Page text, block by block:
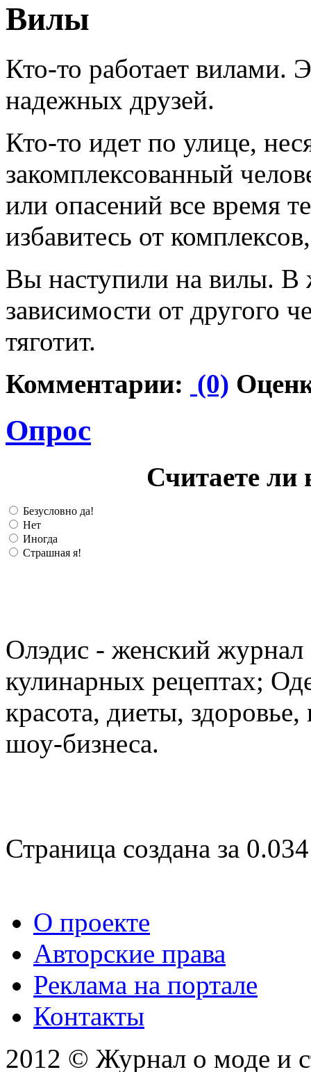
Вилы
Кто-то работает вилами.
надежных друзей.
Кто-то идет по улице,
закомплексованный
или опасений все время
избавитесь от
Вы наступили на вилы. В
зависимости от другого
тяготит.
Комментарии: (0)
Опрос
Считаете ли
Безусловно да!
Нет
Иногда
Страшная я!
Олэдис - женский журнал
кулинарных рецептах;
красота, диеты,
шоу-бизнеса.
Страница создана за
О проекте
Авторские права
Реклама на портале
Контакты
2012 © Журнал о моде и